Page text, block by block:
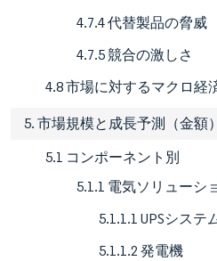
4.7.4 代替製品の脅威
4.7.5 競合の激しさ
4.8 市場に対するマクロ経
5. 市場規模と成長予測（金額）
5.1 コンポーネント別
5.1.1 電気ソリューシ
5.1.1.1 UPSシステ
5.1.1.2 発電機